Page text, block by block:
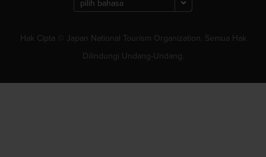
Hak Cipta © Japan National Tourism Organization. Semua Hak
Dilindungi Undang-Undang.